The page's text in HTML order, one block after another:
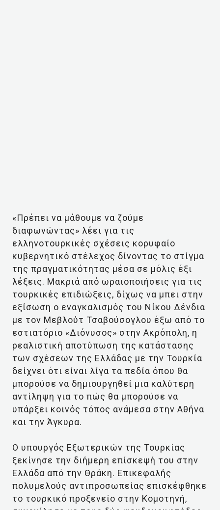
«Πρέπει να μάθουμε να ζούμε
διαφωνώντας» λέει για τις
ελληνοτουρκικές σχέσεις κορυφαίο
κυβερνητικό στέλεχος δίνοντας το στίγμα
της πραγματικότητας μέσα σε μόλις έξι
λέξεις. Μακριά από ωραιοποιήσεις για τις
τουρκικές επιδιώξεις, δίχως να μπει στην
εξίσωση ο εναγκαλισμός του Νίκου Δένδια
με τον Μεβλούτ Τσαβούσογλου έξω από το
εστιατόριο «Διόνυσος» στην Ακρόπολη, η
ρεαλιστική αποτύπωση της κατάστασης
των σχέσεων της Ελλάδας με την Τουρκία
δείχνει ότι είναι λίγα τα πεδία όπου θα
μπορούσε να δημιουργηθεί μια καλύτερη
αντίληψη για το πώς θα μπορούσε να
υπάρξει κοινός τόπος ανάμεσα στην Αθήνα
και την Άγκυρα.
Ο υπουργός Εξωτερικών της Τουρκίας
ξεκίνησε την διήμερη επίσκεψή του στην
Ελλάδα από την Θράκη. Επικεφαλής
πολυμελούς αντιπροσωπείας επισκέφθηκε
το τουρκικό προξενείο στην Κομοτηνή,